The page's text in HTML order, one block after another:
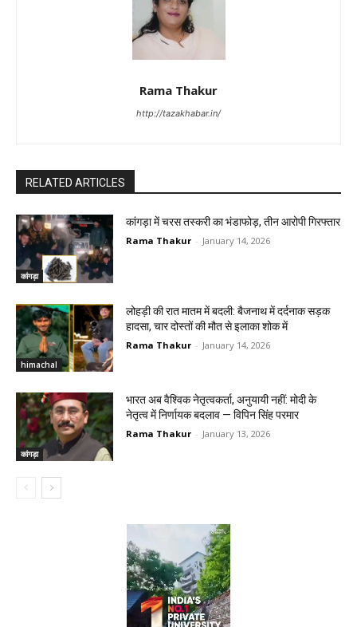
Rama Thakur
http://tazakhabar.in/
RELATED ARTICLES
कांगड़ा
कांगड़ा में चरस तस्करी का भंडाफोड़, तीन आरोपी गिरफ्तार
Rama Thakur - January 14, 2026
himachal
लोहड़ी की रात मातम में बदली: बैजनाथ में दर्दनाक सड़क
हादसा, चार दोस्तों की मौत से इलाका शोक में
Rama Thakur - January 14, 2026
कांगड़ा
भारत अब वैश्विक नेतृत्वकर्ता, अनुयायी नहीं: मोदी के
नेतृत्व में निर्णायक बदलाव — विपिन सिंह परमार
Rama Thakur - January 13, 2026